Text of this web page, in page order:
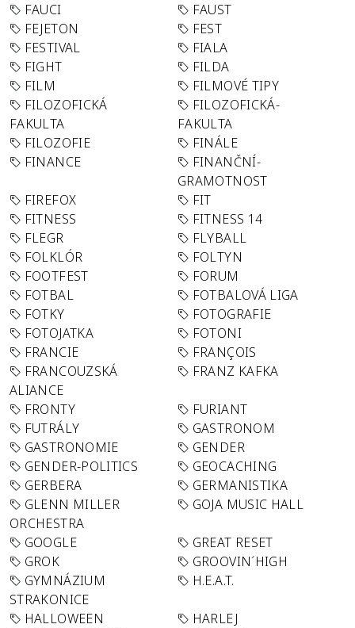
FAUCI
FAUST
FEJETON
FEST
FESTIVAL
FIALA
FIGHT
FILDA
FILM
FILMOVÉ TIPY
FILOZOFICKÁ
FAKULTA
FILOZOFICKÁ-
FAKULTA
FILOZOFIE
FINÁLE
FINANCE
FINANČNÍ-
GRAMOTNOST
FIREFOX
FIT
FITNESS
FITNESS 14
FLEGR
FLYBALL
FOLKLÓR
FOLTYN
FOOTFEST
FORUM
FOTBAL
FOTBALOVÁ LIGA
FOTKY
FOTOGRAFIE
FOTOJATKA
FOTONI
FRANCIE
FRANÇOIS
FRANCOUZSKÁ
ALIANCE
FRANZ KAFKA
FRONTY
FURIANT
FUTRÁLY
GASTRONOM
GASTRONOMIE
GENDER
GENDER-POLITICS
GEOCACHING
GERBERA
GERMANISTIKA
GLENN MILLER
ORCHESTRA
GOJA MUSIC HALL
GOOGLE
GREAT RESET
GROK
GROOVIN´HIGH
GYMNÁZIUM
STRAKONICE
H.E.A.T.
HALLOWEEN
HARLEJ